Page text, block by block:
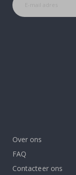
Over ons
FAQ
Contacteer ons